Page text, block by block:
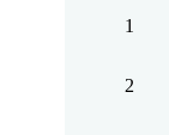
1
2